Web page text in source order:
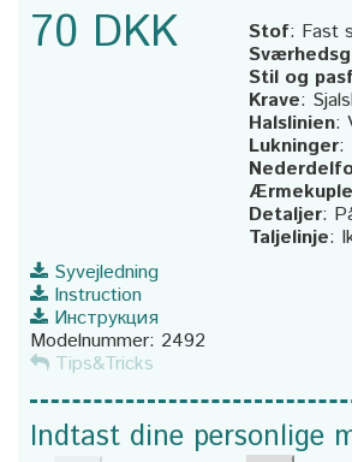
70 DKK Stof: Fast
Stil og
Krave:
Halslinien:
Lukninger:
Detaljer:
Taljelinje:
Syvejledning
Instruction
Инструкция
Modelnummer: 2492
Tips&Tricks
Indtast dine personlige